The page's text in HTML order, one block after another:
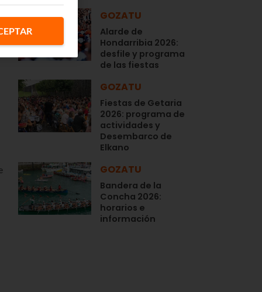
GOZATU
Alarde de
Hondarribia 2026:
desfile y programa
de las fiestas
GOZATU
Fiestas de Getaria
2026: programa de
actividades y
Desembarco de
Elkano
GOZATU
Bandera de la
Concha 2026:
horarios e
información